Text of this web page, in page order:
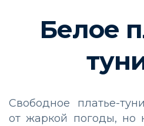
Белое
Свободное платье-
от жаркой погоды, но